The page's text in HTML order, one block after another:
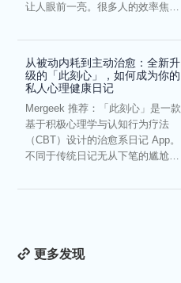
让人眼前一亮。很多人的效率焦
从被动内耗到主动治愈：全新升
级的「此刻心」，如何成为你的
私人心理健康日记
Mergeek 推荐：「此刻心」是一款
基于积极心理学与认知行为疗法
（CBT）设计的治愈系日记 App。
不同于传统日记无从下笔的尴尬，
更多发现